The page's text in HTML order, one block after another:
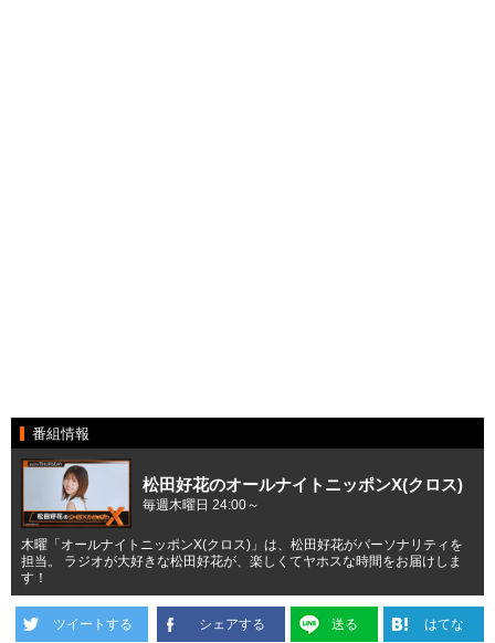
番組情報
松田好花のオールナイトニッポンX(クロス)
毎週木曜日 24:00～
木曜「オールナイトニッポンX(クロス)」は、松田好花がパーソナリティを
担当。 ラジオが大好きな松田好花が、楽しくてヤホスな時間をお届けしま
す！
ツイートする シェアする 送る はてな